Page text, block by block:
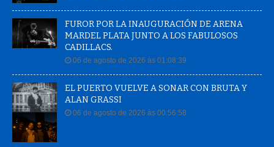
FUROR POR LA INAUGURACIÓN DE ARENA
MARDEL PLATA JUNTO A LOS FABULOSOS
CADILLACS.
06 de agosto de 2026 às 01:08:39
EL PUERTO VUELVE A SONAR CON BRUTA Y
ALAN GRASSI
06 de agosto de 2026 às 00:56:58